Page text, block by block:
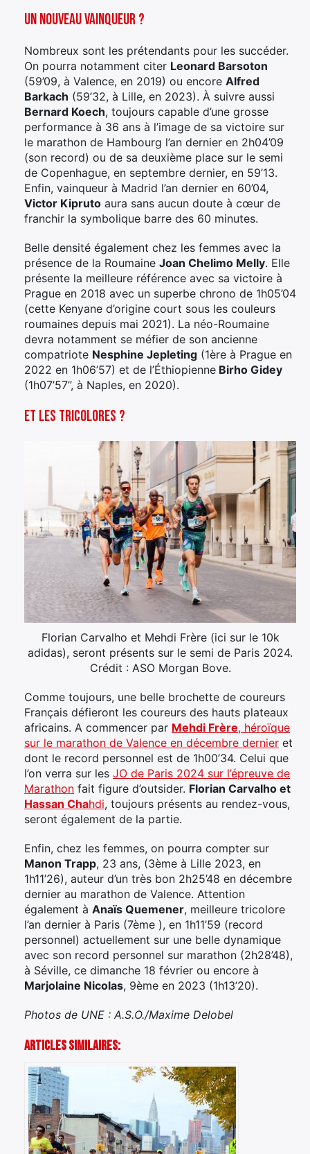
Un nouveau vainqueur ?
Nombreux sont les prétendants pour les succéder.
On pourra notamment citer Leonard Barsoton
(59’09, à Valence, en 2019) ou encore Alfred
Barkach (59’32, à Lille, en 2023). À suivre aussi
Bernard Koech, toujours capable d’une grosse
performance à 36 ans à l’image de sa victoire sur
le marathon de Hambourg l’an dernier en 2h04’09
(son record) ou de sa deuxième place sur le semi
de Copenhague, en septembre dernier, en 59’13.
Enfin, vainqueur à Madrid l’an dernier en 60’04,
Victor Kipruto aura sans aucun doute à cœur de
franchir la symbolique barre des 60 minutes.
Belle densité également chez les femmes avec la
présence de la Roumaine Joan Chelimo Melly. Elle
présente la meilleure référence avec sa victoire à
Prague en 2018 avec un superbe chrono de 1h05’04
(cette Kenyane d’origine court sous les couleurs
roumaines depuis mai 2021). La néo-Roumaine
devra notamment se méfier de son ancienne
compatriote Nesphine Jepleting (1ère à Prague en
2022 en 1h06’57) et de l’Éthiopienne Birho Gidey
(1h07’57’’, à Naples, en 2020).
Et les tricolores ?
Florian Carvalho et Mehdi Frère (ici sur le 10k
adidas), seront présents sur le semi de Paris 2024.
Crédit : ASO Morgan Bove.
Comme toujours, une belle brochette de coureurs
Français défieront les coureurs des hauts plateaux
africains. A commencer par Mehdi Frère, héroïque
sur le marathon de Valence en décembre dernier et
dont le record personnel est de 1h00’34. Celui que
l’on verra sur les JO de Paris 2024 sur l’épreuve de
Marathon fait figure d’outsider. Florian Carvalho et
Hassan Chahdi, toujours présents au rendez-vous,
seront également de la partie.
Enfin, chez les femmes, on pourra compter sur
Manon Trapp, 23 ans, (3ème à Lille 2023, en
1h11’26), auteur d’un très bon 2h25’48 en décembre
dernier au marathon de Valence. Attention
également à Anaïs Quemener, meilleure tricolore
l’an dernier à Paris (7ème ), en 1h11’59 (record
personnel) actuellement sur une belle dynamique
avec son record personnel sur marathon (2h28’48),
à Séville, ce dimanche 18 février ou encore à
Marjolaine Nicolas, 9ème en 2023 (1h13’20).
Photos de UNE : A.S.O./Maxime Delobel
Articles Similaires:
Rechercher
: